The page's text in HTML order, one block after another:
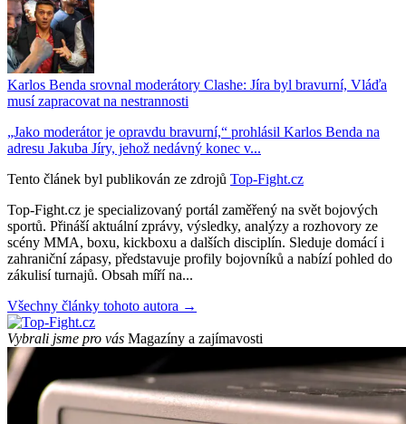
Karlos Benda srovnal moderátory Clashe: Jíra byl bravurní, Vláďa
musí zapracovat na nestrannosti
„Jako moderátor je opravdu bravurní,“ prohlásil Karlos Benda na
adresu Jakuba Jíry, jehož nedávný konec v...
Tento článek byl publikován ze zdrojů Top-Fight.cz
Top-Fight.cz je specializovaný portál zaměřený na svět bojových
sportů. Přináší aktuální zprávy, výsledky, analýzy a rozhovory ze
scény MMA, boxu, kickboxu a dalších disciplín. Sleduje domácí i
zahraniční zápasy, představuje profily bojovníků a nabízí pohled do
zákulisí turnajů. Obsah míří na...
Všechny články tohoto autora →
Vybrali jsme pro vás Magazíny a zajímavosti